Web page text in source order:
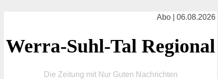
Abo | 06.08.2026
Werra-Suhl-Tal Regional
Die Zeitung mit Nur Guten Nachrichten